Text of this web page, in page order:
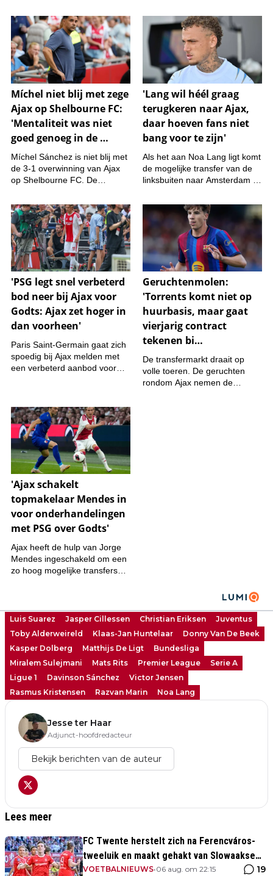
Luis Suarez Jasper Cillessen Christian Eriksen
Juventus
Toby Alderweireld
Klaas-Jan Huntelaar
Donny Van De Beek
Kasper Dolberg
Matthijs De Ligt
Bundesliga
Miralem Sulejmani
Mats Rits Premier League
Serie A
Ligue 1
Davinson Sánchez
Victor Jensen
Rasmus Kristensen
Razvan Marin Noa Lang
Jesse ter Haar
Adjunct-hoofdredacteur
Bekijk berichten van de auteur
Lees meer
FC Twente herstelt zich na Ferencváros-
tweeluik en maakt gehakt van Slowaakse
opponent
VOETBALNIEUWS•06 aug. om 22:15 19